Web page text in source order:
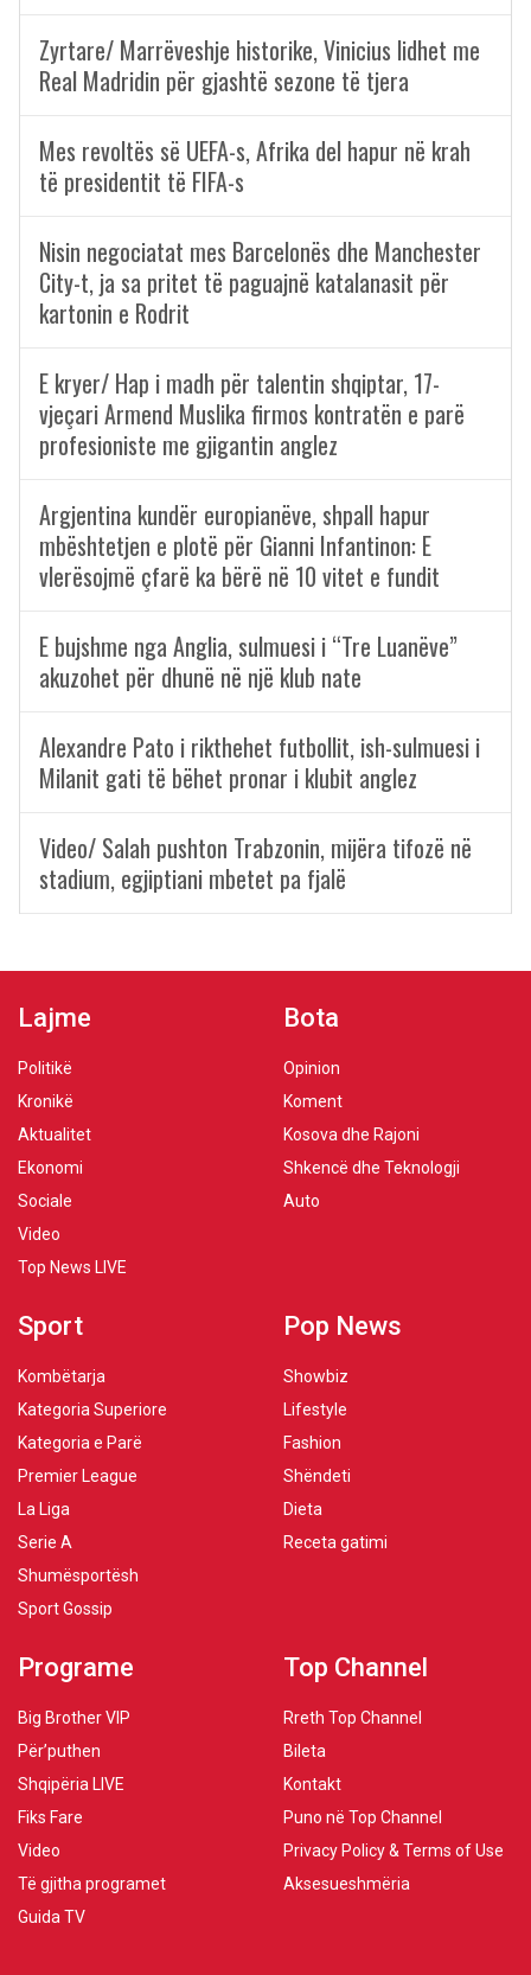
Zyrtare/ Marrëveshje historike, Vinicius lidhet me
Real Madridin për gjashtë sezone të tjera
Mes revoltës së UEFA-s, Afrika del hapur në krah
të presidentit të FIFA-s
Nisin negociatat mes Barcelonës dhe Manchester
City-t, ja sa pritet të paguajnë katalanasit për
kartonin e Rodrit
E kryer/ Hap i madh për talentin shqiptar, 17-
vjeçari Armend Muslika firmos kontratën e parë
profesioniste me gjigantin anglez
Argjentina kundër europianëve, shpall hapur
mbështetjen e plotë për Gianni Infantinon: E
vlerësojmë çfarë ka bërë në 10 vitet e fundit
E bujshme nga Anglia, sulmuesi i “Tre Luanëve”
akuzohet për dhunë në një klub nate
Alexandre Pato i rikthehet futbollit, ish-sulmuesi i
Milanit gati të bëhet pronar i klubit anglez
Video/ Salah pushton Trabzonin, mijëra tifozë në
stadium, egjiptiani mbetet pa fjalë
Lajme
Politikë
Kronikë
Aktualitet
Ekonomi
Sociale
Video
Top News LIVE
Bota
Opinion
Koment
Kosova dhe Rajoni
Shkencë dhe Teknologji
Auto
Sport
Kombëtarja
Kategoria Superiore
Kategoria e Parë
Premier League
La Liga
Serie A
Shumësportësh
Sport Gossip
Pop News
Showbiz
Lifestyle
Fashion
Shëndeti
Dieta
Receta gatimi
Programe
Big Brother VIP
Për’puthen
Shqipëria LIVE
Fiks Fare
Video
Të gjitha programet
Guida TV
Top Channel
Rreth Top Channel
Bileta
Kontakt
Puno në Top Channel
Privacy Policy & Terms of Use
Aksesueshmëria